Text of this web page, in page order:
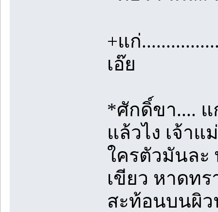
+แก่
เอ๊ย
*ศักดิ์ขา.... แ
แล้วไง เจ้า
ใครตัวมันละ
เขียว หาดท
สะท้อนบนผิว